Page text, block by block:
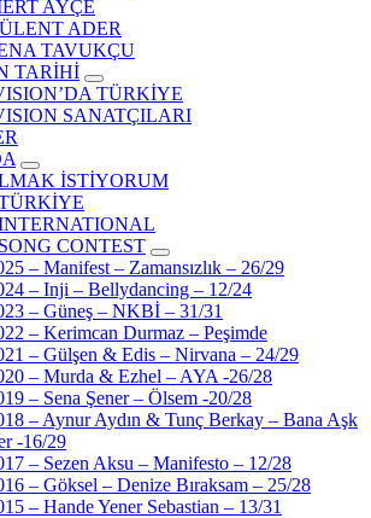
AYÇE
ADER
TAVUKÇU
TARİHİ
TÜRKİYE
SANATÇILARI
İSTİYORUM
CONTEST
– Manifest – Zamansızlık – 26/29
– Inji – Bellydancing – 12/24
– Güneş – NKBİ – 31/31
– Kerimcan Durmaz – Peşimde
– Gülşen & Edis – Nirvana – 24/29
– Murda & Ezhel – AYA -26/28
– Sena Şener – Ölsem -20/28
– Aynur Aydın & Tunç Berkay – Bana Aşk
-16/29
– Sezen Aksu – Manifesto – 12/28
– Göksel – Denize Bıraksam – 25/28
– Hande Yener Sebastian – 13/31